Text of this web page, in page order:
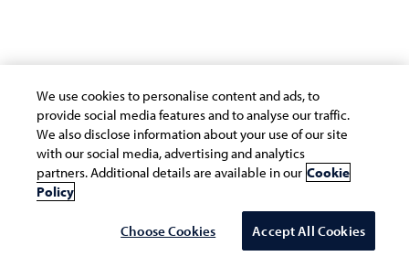
We use cookies to personalise content and ads, to
provide social media features and to analyse our traffic.
We also disclose information about your use of our site
with our social media, advertising and analytics
partners. Additional details are available in our Cookie
Policy
Choose Cookies Accept All Cookies